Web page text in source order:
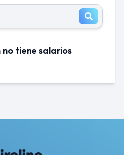
no tiene salarios